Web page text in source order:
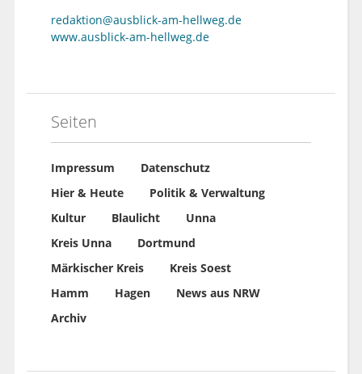
redaktion@ausblick-am-hellweg.de
www.ausblick-am-hellweg.de
Seiten
Impressum
Datenschutz
Hier & Heute
Politik & Verwaltung
Kultur
Blaulicht
Unna
Kreis Unna
Dortmund
Märkischer Kreis
Kreis Soest
Hamm
Hagen
News aus NRW
Archiv